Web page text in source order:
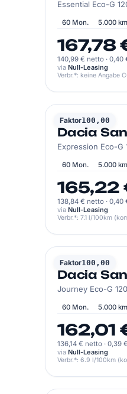
Essential Eco-G
60 Mon. 5.000
167,78
140,99 € netto · 0,40
via Null-Leasing
Verbr.*: keine Angabe
Faktor100,00
DACIA
Dacia
Expression Eco-G
60 Mon. 5.000
165,22
138,84 € netto · 0,40
via Null-Leasing
Verbr.*: 7.1 l/100km
Faktor100,00
DACIA
Dacia
Journey Eco-G
60 Mon. 5.000
162,01
136,14 € netto · 0,39
via Null-Leasing
Verbr.*: 6.9 l/100km